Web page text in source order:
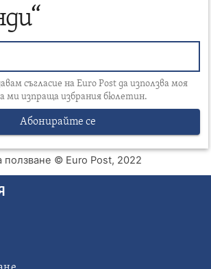
съгласие на Euro Post да използва моя
ми изпраща избрания бюлетин.
Абонирайте се
ползване © Euro Post, 2022